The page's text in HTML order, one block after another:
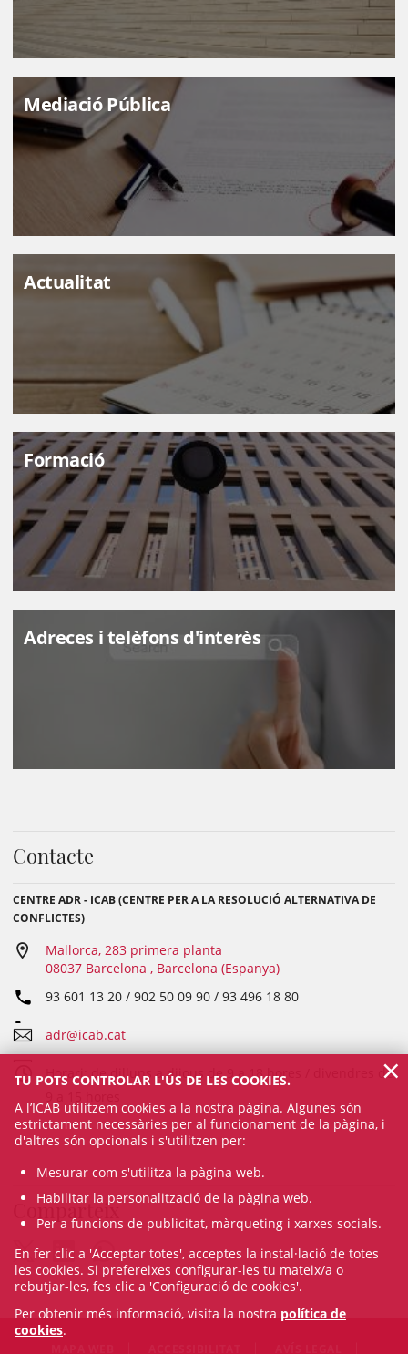
Mediació Pública
Actualitat
Formació
Adreces i telèfons d'interès
Contacte
CENTRE ADR - ICAB (CENTRE PER A LA RESOLUCIÓ ALTERNATIVA DE
CONFLICTES)
Mallorca, 283 primera planta
08037 Barcelona , Barcelona (Espanya)
93 601 13 20 / 902 50 09 90 / 93 496 18 80
adr@icab.cat
Horari: de dilluns a dijous de 9 a 18 hores / divendres de
Comparteix
TU POTS CONTROLAR L'ÚS DE LES COOKIES.
A l’ICAB utilitzem cookies a la nostra pàgina. Algunes són
estrictament necessàries per al funcionament de la pàgina, i
d'altres són opcionals i s'utilitzen per:
Mesurar com s'utilitza la pàgina web.
Habilitar la personalització de la pàgina web.
Per a funcions de publicitat, màrqueting i xarxes socials.
En fer clic a 'Acceptar totes', acceptes la instal·lació de totes
les cookies. Si prefereixes configurar-les tu mateix/a o
rebutjar-les, fes clic a 'Configuració de cookies'.
Per obtenir més informació, visita la nostra política de
cookies.
×